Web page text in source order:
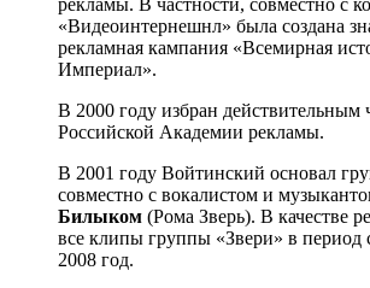
«Видеоинтернешнл» была создана
рекламная кампания «Всемирная
Империал».
В 2000 году избран действительным
Российской Академии рекламы.
В 2001 году Войтинский основал
совместно с вокалистом и
Билыком (Рома Зверь). В качестве
все клипы группы «Звери» в период
2008 год.